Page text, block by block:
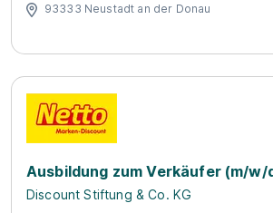
93333 Neustadt an der Donau
Ausbildung zum Verkäufer (m/w/
Discount Stiftung & Co. KG